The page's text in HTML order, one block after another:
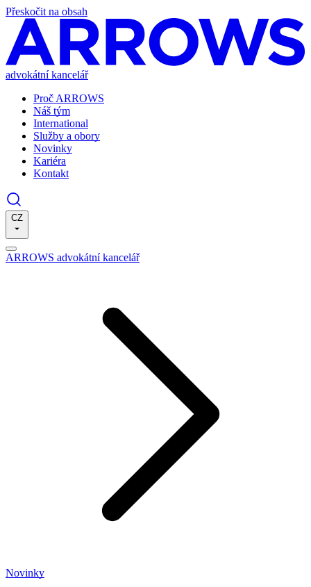
Přeskočit na obsah
advokátní kancelář
Proč ARROWS
Náš tým
International
Služby a obory
Novinky
Kariéra
Kontakt
CZ
ARROWS advokátní kancelář
Novinky